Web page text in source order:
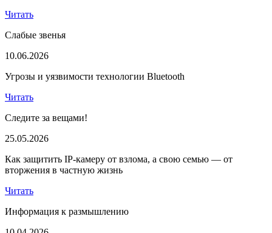
Читать
Слабые звенья
10.06.2026
Угрозы и уязвимости технологии Bluetooth
Читать
Следите за вещами!
25.05.2026
Как защитить IP-камеру от взлома, а свою семью — от
вторжения в частную жизнь
Читать
Информация к размышлению